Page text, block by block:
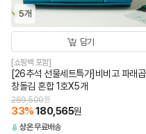
5개
담기
[쇼핑백 포함]
[26추석 선물세트특가]비비고 파래곱
창돌김 혼합 1호X5개
269,500원
33%180,565원
상온무료배송